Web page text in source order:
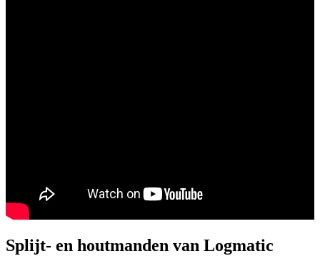
Splijt- en houtmanden van Logmatic